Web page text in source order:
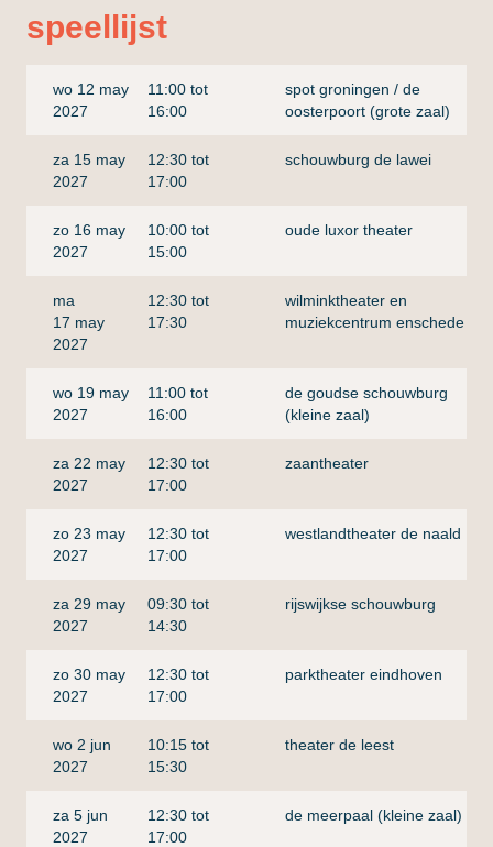
speellijst
wo 12 may
2027
11:00 tot
16:00
spot groningen / de
oosterpoort (grote zaal)
za 15 may
2027
12:30 tot
17:00
schouwburg de lawei
zo 16 may
2027
10:00 tot
15:00
oude luxor theater
ma
17 may
2027
12:30 tot
17:30
wilminktheater en
muziekcentrum enschede
wo 19 may
2027
11:00 tot
16:00
de goudse schouwburg
(kleine zaal)
za 22 may
2027
12:30 tot
17:00
zaantheater
zo 23 may
2027
12:30 tot
17:00
westlandtheater de naald
za 29 may
2027
09:30 tot
14:30
rijswijkse schouwburg
zo 30 may
2027
12:30 tot
17:00
parktheater eindhoven
wo 2 jun
2027
10:15 tot
15:30
theater de leest
za 5 jun
2027
12:30 tot
17:00
de meerpaal (kleine zaal)